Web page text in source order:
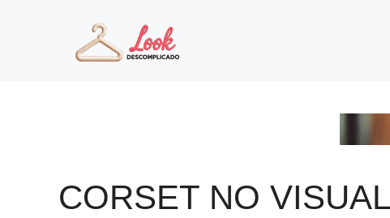
CORSET NO VISUAL